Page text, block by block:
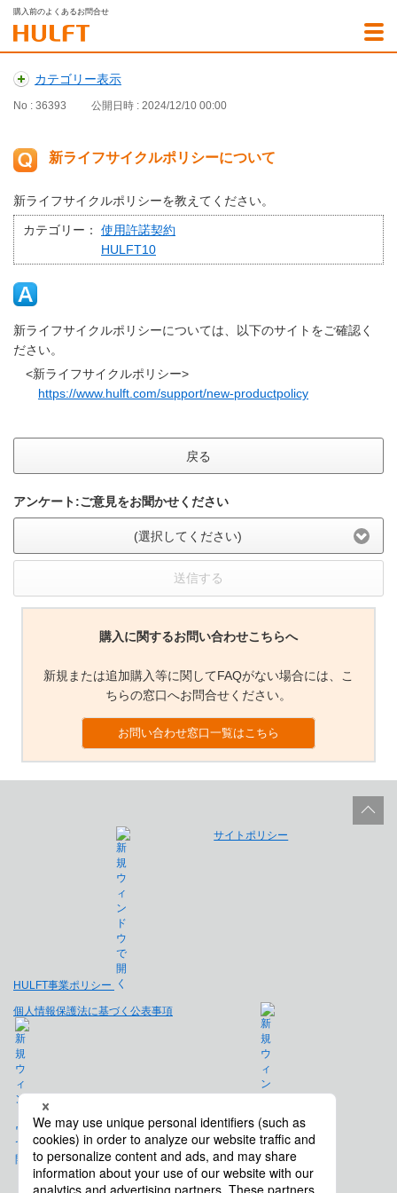
購入前のよくあるお問合せ
カテゴリー表示
No : 36393 公開日時 : 2024/12/10 00:00
新ライフサイクルポリシーについて
新ライフサイクルポリシーを教えてください。
カテゴリー：
使用許諾契約
HULFT10
新ライフサイクルポリシーについては、以下のサイトをご確認く
ださい。
<新ライフサイクルポリシー>
https://www.hulft.com/support/new-productpolicy
戻る
アンケート:ご意見をお聞かせください
(選択してください)
送信する
購入に関するお問い合わせこちらへ
新規または追加購入等に関してFAQがない場合には、こ
ちらの窓口へお問合せください。
お問い合わせ窓口一覧はこちら
HULFT事業ポリシー
サイトポリシー
個人情報保護法に基づく公表事項
免責事項